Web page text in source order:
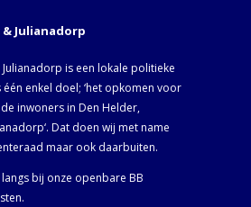
& Julianadorp
is een lokale politieke
enkel doel; ‘het opkomen voor
inwoners in Den Helder,
Dat doen wij met name
maar ook daarbuiten.
bij onze openbare BB